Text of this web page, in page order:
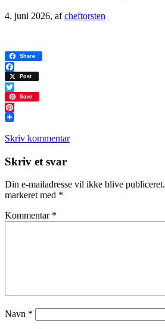
4. juni 2026, afcheftorsten
Share
Facebook
Post
Twitter
Save
Pinterest
Skriv kommentar
Læserinteraktioner
Skriv et svar
Din e-mailadresse vil ikke blive publiceret.
markeret med *
Kommentar *
Navn *